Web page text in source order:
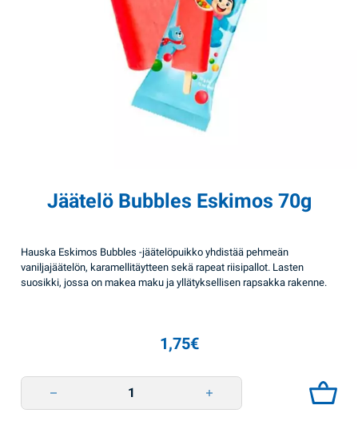
Jäätelö Bubbles Eskimos 70g
Hauska Eskimos Bubbles -jäätelöpuikko yhdistää pehmeän
vaniljajäätelön, karamellitäytteen sekä rapeat riisipallot. Lasten
suosikki, jossa on makea maku ja yllätyksellisen rapsakka rakenne.
1,75€